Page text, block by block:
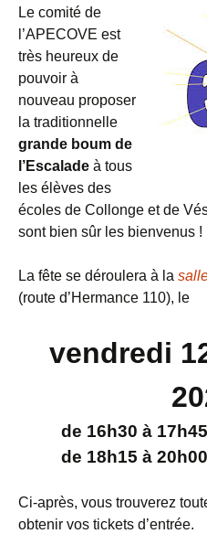
Le comité de
l’APECOVE est
très heureux de
pouvoir à
nouveau proposer
la traditionnelle
grande boum de
l’Escalade à tous
les élèves des
écoles de Collonge et de
sont bien sûr les bienvenus !
La fête se déroulera à la
(route d’Hermance 110), le
vendredi
de 16h30 à
de 18h15 à
Ci-après, vous trouverez
obtenir vos tickets d’entrée.